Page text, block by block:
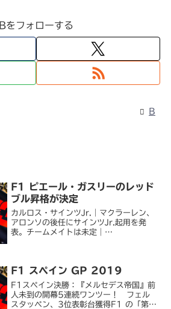
Bをフォローする
B
F1 ピエール・ガスリーのレッド
ブル昇格が決定
カルロス・サインツJr.｜マクラーレン、
アロンソの後任にサインツJr.起用を発
表。チームメイトは未定｜
アロンソの F1 ...
F1 スペイン GP 2019
F1スペイン決勝：『メルセデス帝国』前
人未到の開幕5連続ワンツー！ フェル
スタッペン、3位表彰台獲得F1 の「第二